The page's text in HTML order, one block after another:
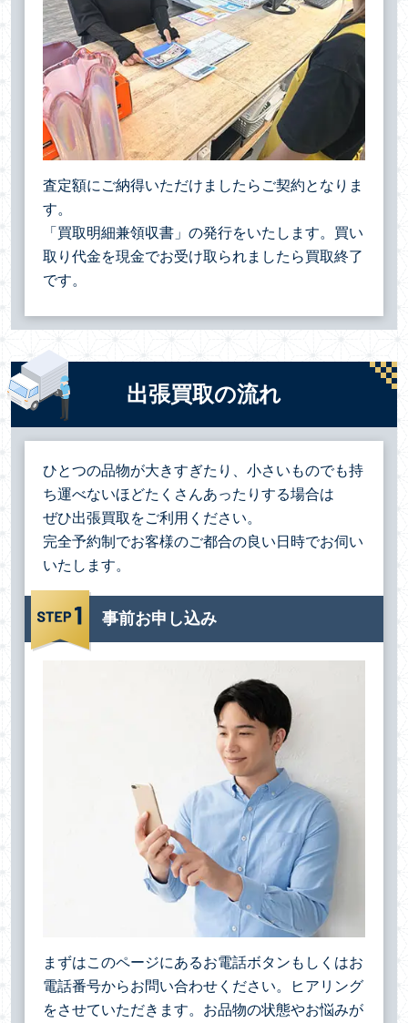
査定額にご納得いただけましたらご契約となりま
す。
「買取明細兼領収書」の発行をいたします。買い
取り代金を現金でお受け取られましたら買取終了
です。
出張買取の流れ
ひとつの品物が大きすぎたり、小さいものでも持
ち運べないほどたくさんあったりする場合は
ぜひ出張買取をご利用ください。
完全予約制でお客様のご都合の良い日時でお伺い
いたします。
事前お申し込み
まずはこのページにあるお電話ボタンもしくはお
電話番号からお問い合わせください。ヒアリング
をさせていただきます。お品物の状態やお悩みが